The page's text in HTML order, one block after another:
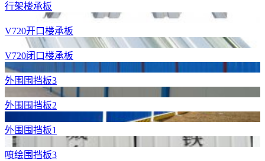
行架楼承板
V720开口楼承板
V720闭口楼承板
外围围挡板3
外围围挡板2
外围围挡板1
喷绘围挡板3